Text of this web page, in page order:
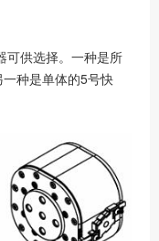
可供选择。一种是所
种是单体的5号快